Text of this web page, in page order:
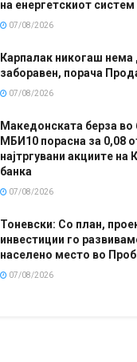
на енергетскиот систем
07/08/2026
Карпалак никогаш нема
заборавен, порача
07/08/2026
Македонската берза во
МБИ10 порасна за 0,08
најтргувани акциите на
банка
07/08/2026
Тоневски: Со план,
инвестиции го
населено место во
07/08/2026